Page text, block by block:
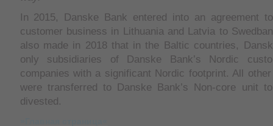
In 2015, Danske Bank entered into an agreement
customer business in Lithuania and Latvia to
also made in 2018 that in the Baltic countries,
only subsidiaries of Danske Bank’s Nordic
companies with a significant Nordic footprint. All
were transferred to Danske Bank’s Non-core unit
divested.